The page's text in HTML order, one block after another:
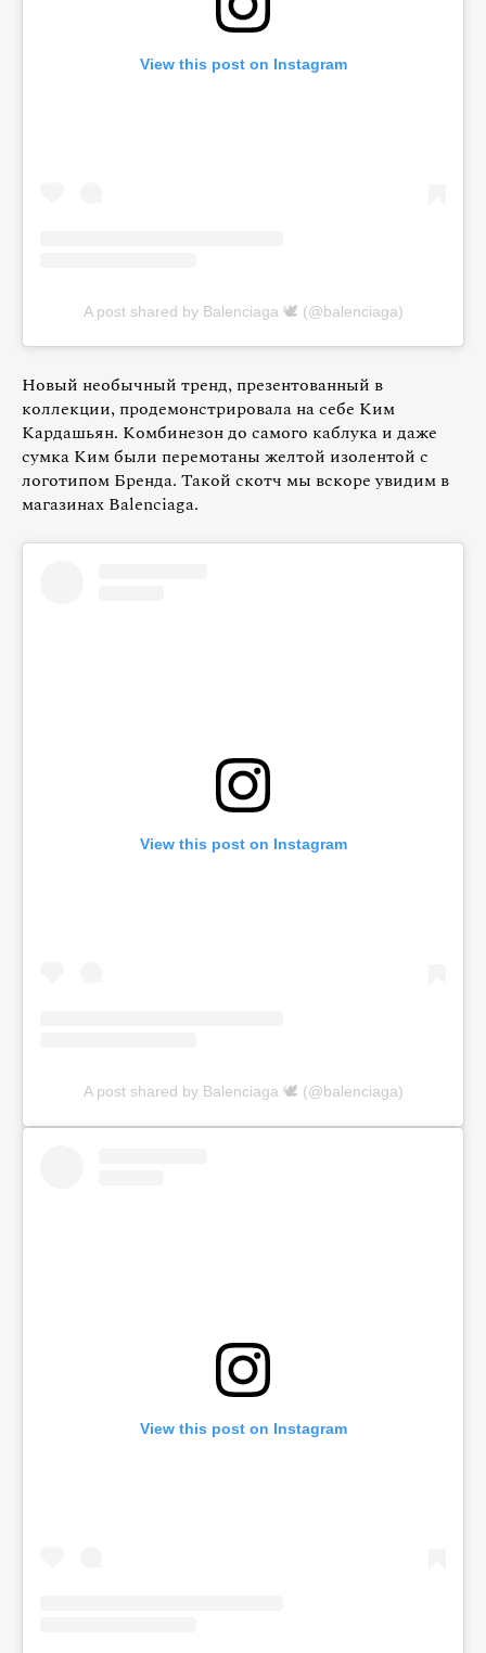
View this post on Instagram
A post shared by Balenciaga 🕊 (@balenciaga)
Новый необычный тренд, презентованный в
коллекции, продемонстрировала на себе Ким
Кардашьян. Комбинезон до самого каблука и даже
сумка Ким были перемотаны желтой изолентой с
логотипом Бренда. Такой скотч мы вскоре увидим в
магазинах Balenciaga.
View this post on Instagram
A post shared by Balenciaga 🕊 (@balenciaga)
View this post on Instagram